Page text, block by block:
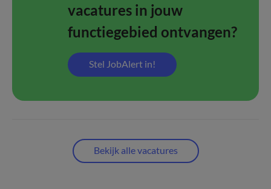
vacatures in jouw
functiegebied ontvangen?
Stel JobAlert in!
Bekijk alle vacatures